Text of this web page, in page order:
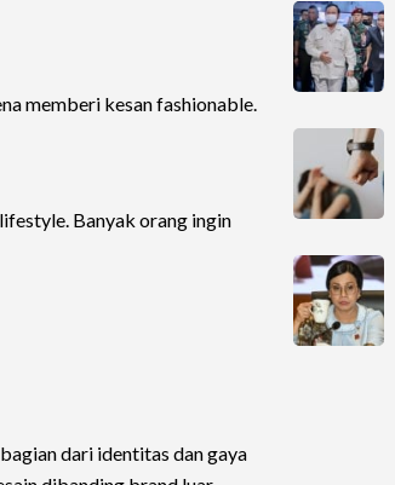
memberi kesan fashionable.
Banyak orang ingin
dari identitas dan gaya